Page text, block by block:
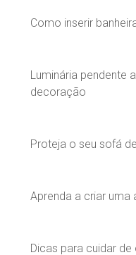
Como inserir
Luminária pendente
decoração
Proteja o seu sofá
Aprenda a criar uma
Dicas para cuidar